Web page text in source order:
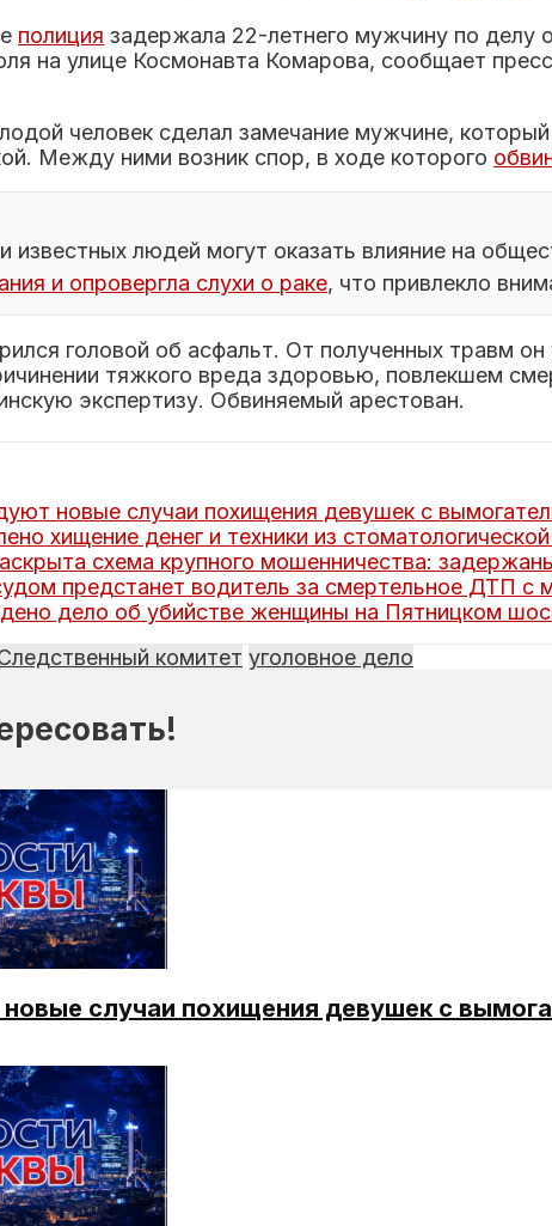
полиция задержала 22-летнего мужчину по делу
на улице Космонавта Комарова, сообщает
человек сделал замечание мужчине,
Между ними возник спор, в ходе которого
людей могут оказать влияние на
и опровергла слухи о раке, что привлекло
головой об асфальт. От полученных травм
тяжкого вреда здоровью, повлекшем
экспертизу. Обвиняемый арестован.
новые случаи похищения девушек с
хищение денег и техники из стоматологической
схема крупного мошенничества:
предстанет водитель за смертельное ДТП с
дело об убийстве женщины на Пятницком
комитет уголовное дело
случаи похищения девушек с